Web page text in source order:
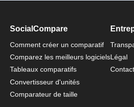
SocialCompare
Comment créer un comparatif
Comparez les meilleurs logiciels
Tableaux comparatifs
Convertisseur d'unités
Comparateur de taille
Légal
Contact